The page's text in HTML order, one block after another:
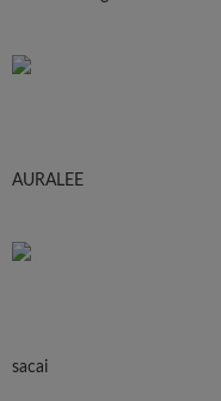
AURALEE
sacai